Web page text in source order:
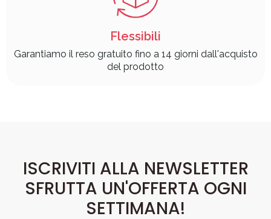
Flessibili
Garantiamo il reso gratuito fino a 14 giorni dall'acquisto
del prodotto
ISCRIVITI ALLA NEWSLETTER
SFRUTTA UN'OFFERTA OGNI
SETTIMANA!